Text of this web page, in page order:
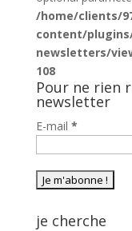
/home/clients/
content/
newsletters/
108
Pour ne rien
newsletter
E-mail *
je cherche